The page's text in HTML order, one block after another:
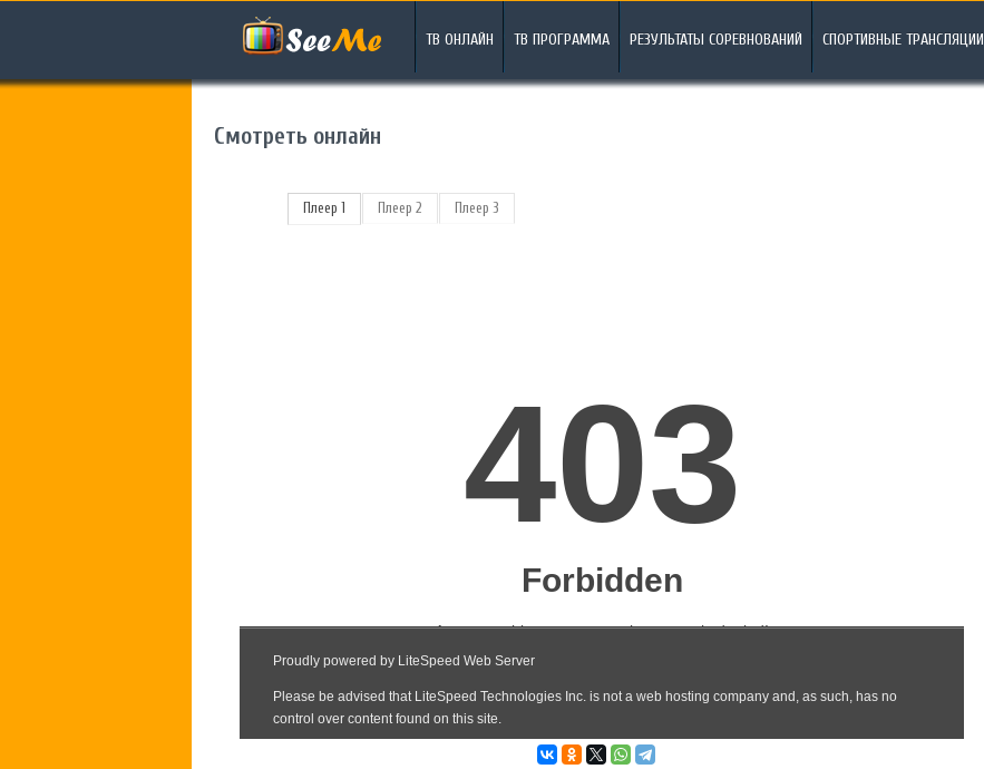
ТВ ОНЛАЙН ТВ ПРОГРАММА РЕЗУЛЬТАТЫ СОРЕВНОВАНИЙ СПОРТИВНЫЕ ТРАНСЛЯЦИИ
Смотреть онлайн
Плеер 1 Плеер 2 Плеер 3